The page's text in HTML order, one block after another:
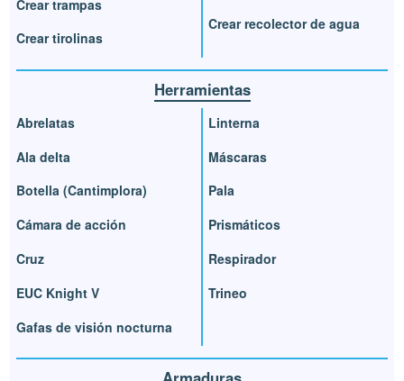
Crear trampas
Crear tirolinas
Crear recolector de agua
Herramientas
Abrelatas
Ala delta
Botella (Cantimplora)
Cámara de acción
Cruz
EUC Knight V
Gafas de visión nocturna
Linterna
Máscaras
Pala
Prismáticos
Respirador
Trineo